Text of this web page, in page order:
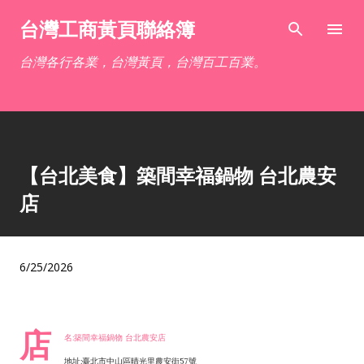
跳到主要內容
台灣工商黃頁聯絡簿
台灣各行各業，台灣黃頁，台灣百工百業。
【台北美食】築間幸福鍋物 台北農安
店
6/25/2026
店 名:築間幸福鍋物 台北農安店
地址:臺北市中山區晴光里農安街57號